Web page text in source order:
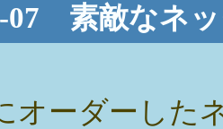
07 素敵なネ
オーダーした